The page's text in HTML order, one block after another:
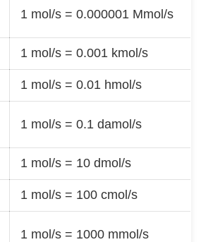
1 mol/s = 0.000001 Mmol/s
1 mol/s = 0.001 kmol/s
1 mol/s = 0.01 hmol/s
1 mol/s = 0.1 damol/s
1 mol/s = 10 dmol/s
1 mol/s = 100 cmol/s
1 mol/s = 1000 mmol/s